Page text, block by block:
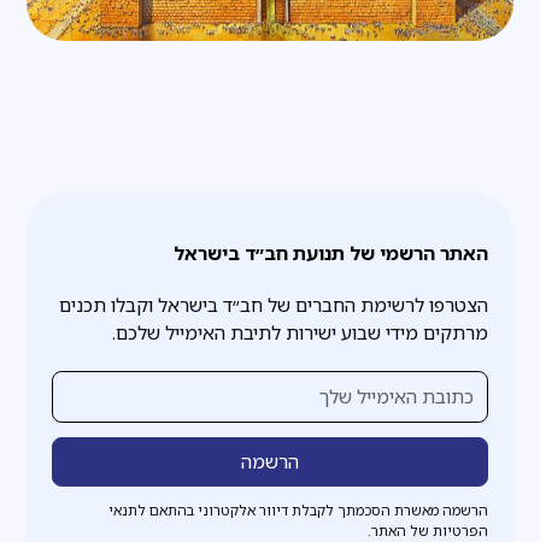
האתר הרשמי של תנועת חב״ד בישראל
הצטרפו לרשימת החברים של חב״ד בישראל וקבלו תכנים
מרתקים מידי שבוע ישירות לתיבת האימייל שלכם.
הרשמה מאשרת הסכמתך לקבלת דיוור אלקטרוני בהתאם לתנאי
הפרטיות של האתר.